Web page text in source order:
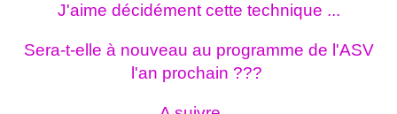
J'aime décidément cette technique ...
Sera-t-elle à nouveau au programme de l'ASV
l'an prochain ???